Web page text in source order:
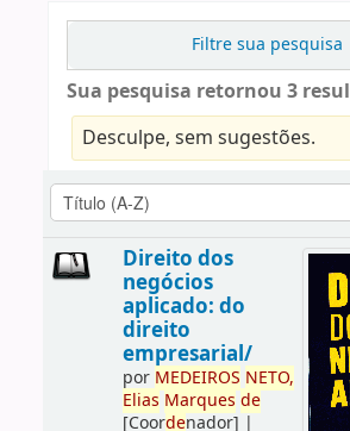
Filtre sua pesquisa
Sua pesquisa retornou 3
Desculpe, sem sugestões.
Direito dos
negócios
aplicado: do
direito
empresarial/
por MEDEIROS NETO,
Elias Marques de
[Coordenador] |